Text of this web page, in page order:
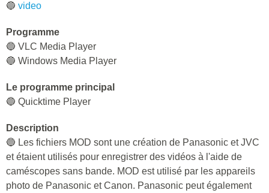
🔵 video
Programme
🔵 VLC Media Player
🔵 Windows Media Player
Le programme principal
🔵 Quicktime Player
Description
🔵 Les fichiers MOD sont une création de Panasonic et JVC
et étaient utilisés pour enregistrer des vidéos à l'aide de
caméscopes sans bande. MOD est utilisé par les appareils
photo de Panasonic et Canon. Panasonic peut également